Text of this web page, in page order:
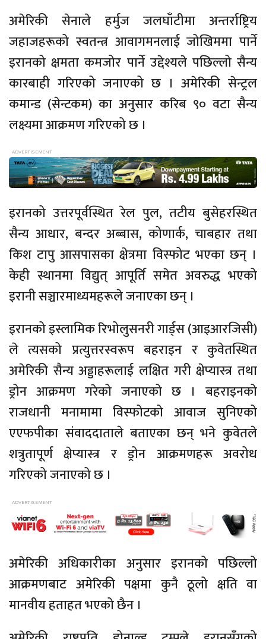
अमेरिकी सेनाले हर्मुज जलघाँटीमा अन्तर्राष्ट्रिय
जहाजहरूको स्वतन्त्र आवागमनलाई जोखिममा पार्ने
इरानको क्षमता कमजोर पार्ने उद्देश्यले पछिल्लो सैन्य
कारबाही गरिएको जनाएको छ । अमेरिकी सेन्ट्रल
कमान्ड (सेन्टकम) का अनुसार करिब ९० वटा सैन्य
लक्ष्यमा आक्रमण गरिएको छ ।
इरानको उत्तरपूर्वस्थित रेल पुल, तटीय बुसेहरस्थित
सैन्य आधार, बन्दर अब्बास, कोणार्क, चाबहार तथा
किश टापु आसपासका क्षेत्रमा विस्फोट भएका छन् ।
केही स्थानमा विद्युत् आपूर्ति समेत अवरुद्ध भएको
इरानी सञ्चारमाध्यमहरूले जनाएका छन् ।
इरानको इस्लामिक रिभोलुसनरी गार्ड्स (आइआरजिसी)
ले त्यसको प्रत्युत्तरस्वरूप बहराइन र कुवेतस्थित
अमेरिकी सैन्य अड्डाहरूलाई लक्षित गरी क्षेप्यास्त्र तथा
ड्रोन आक्रमण गरेको जनाएको छ । बहराइनको
राजधानी मनामामा विस्फोटको आवाज सुनिएको
एएफपीका संवाददाताले बताएका छन् भने कुवेतले
शत्रुतापूर्ण क्षेप्यास्त्र र ड्रोन आक्रमणहरू अवरोध
गरिएको जनाएको छ ।
अमेरिकी अधिकारीका अनुसार इरानको पछिल्लो
आक्रमणबाट अमेरिकी पक्षमा कुनै ठूलो क्षति वा
मानवीय हताहत भएको छैन ।